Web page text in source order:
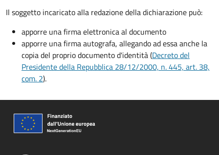
Il soggetto incaricato alla redazione della dichiarazione può:
apporre una firma elettronica al documento
apporre una firma autografa, allegando ad essa anche la
copia del proprio documento d'identità (Decreto del
Presidente della Repubblica 28/12/2000, n. 445, art. 38,
com. 2).